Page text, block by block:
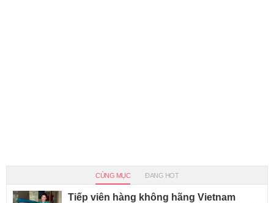
CÙNG MỤC ĐANG HOT
Tiếp viên hàng không hãng Vietnam